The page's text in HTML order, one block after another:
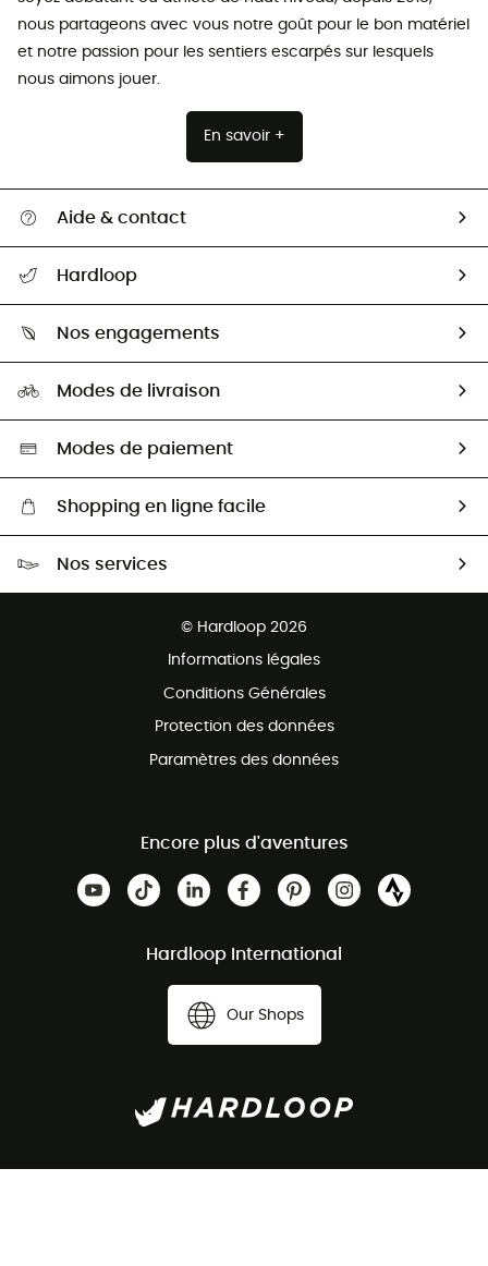
nous partageons avec vous notre goût pour le bon matériel
et notre passion pour les sentiers escarpés sur lesquels
nous aimons jouer.
En savoir +
Aide & contact
Retour & remboursement
Guide des tailles
Seconde Main
Aide & Contact
Hardloop
HardGuides
Nos engagements
Sélection éco-responsable
Modes de livraison
Modes de paiement
Shopping en ligne facile
Nos services
© Hardloop 2026
Informations légales
Conditions Générales
Protection des données
Paramètres des données
Encore plus d'aventures
Hardloop International
Our Shops